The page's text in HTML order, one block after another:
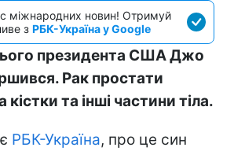
міжнародних новин! Отримуй
з РБК-Україна у Google
президента США Джо
Рак простати
та інші частини тіла.
РБК-Україна, про це син